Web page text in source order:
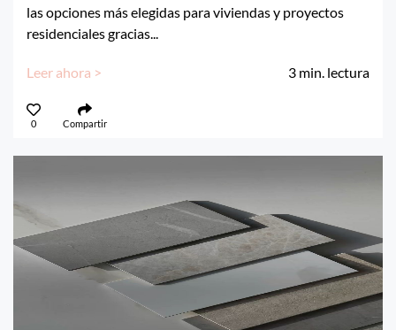
las opciones más elegidas para viviendas y proyectos
residenciales gracias...
Leer ahora > 3 min. lectura
0 Compartir